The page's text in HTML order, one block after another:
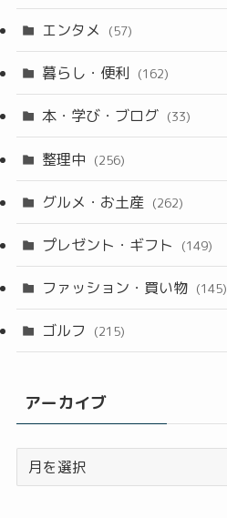
エンタメ (57)
暮らし・便利 (162)
本・学び・ブログ (33)
整理中 (256)
グルメ・お土産 (262)
プレゼント・ギフト (149)
ファッション・買い物 (145)
ゴルフ (215)
アーカイブ
ー